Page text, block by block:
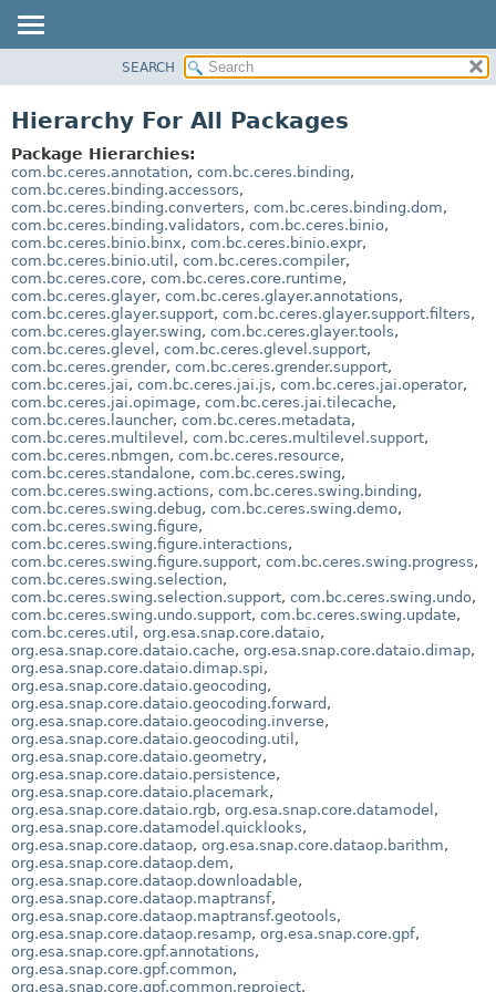
CLASS
USE
TREE
DEPRECATED
INDEX
HELP
SEARCH
Hierarchy For All Packages
Package Hierarchies:
com.bc.ceres.annotation, com.bc.ceres.binding,
com.bc.ceres.binding.accessors,
com.bc.ceres.binding.converters, com.bc.ceres.binding.dom,
com.bc.ceres.binding.validators, com.bc.ceres.binio,
com.bc.ceres.binio.binx, com.bc.ceres.binio.expr,
com.bc.ceres.binio.util , com.bc.ceres.compiler,
com.bc.ceres.core, com.bc.ceres.core.runtime,
com.bc.ceres.glayer, com.bc.ceres.glayer.annotations,
com.bc.ceres.glayer.support, com.bc.ceres.glayer.support.filters,
com.bc.ceres.glayer.swing, com.bc.ceres.glayer.tools,
com.bc.ceres.glevel , com.bc.ceres.glevel.support,
com.bc.ceres.grender, com.bc.ceres.grender.support,
com.bc.ceres.jai, com.bc.ceres.jai.js, com.bc.ceres.jai.operator,
com.bc.ceres.jai.opimage, com.bc.ceres.jai.tilecache,
com.bc.ceres.launcher, com.bc.ceres.metadata,
com.bc.ceres.multilevel , com.bc.ceres.multilevel.support,
com.bc.ceres.nbmgen, com.bc.ceres.resource,
com.bc.ceres.standalone, com.bc.ceres.swing,
com.bc.ceres.swing.actions, com.bc.ceres.swing.binding,
com.bc.ceres.swing.debug, com.bc.ceres.swing.demo,
com.bc.ceres.swing.figure,
com.bc.ceres.swing.figure.interactions,
com.bc.ceres.swing.figure.support, com.bc.ceres.swing.progress,
com.bc.ceres.swing.selection,
com.bc.ceres.swing.selection.support, com.bc.ceres.swing.undo,
com.bc.ceres.swing.undo.support, com.bc.ceres.swing.update,
com.bc.ceres.util , org.esa.snap.core.dataio,
org.esa.snap.core.dataio.cache, org.esa.snap.core.dataio.dimap,
org.esa.snap.core.dataio.dimap.spi,
org.esa.snap.core.dataio.geocoding,
org.esa.snap.core.dataio.geocoding.forward ,
org.esa.snap.core.dataio.geocoding.inverse,
org.esa.snap.core.dataio.geocoding.util ,
org.esa.snap.core.dataio.geometry,
org.esa.snap.core.dataio.persistence,
org.esa.snap.core.dataio.placemark,
org.esa.snap.core.dataio.rgb, org.esa.snap.core.datamodel ,
org.esa.snap.core.datamodel.quicklooks,
org.esa.snap.core.dataop, org.esa.snap.core.dataop.barithm,
org.esa.snap.core.dataop.dem,
org.esa.snap.core.dataop.downloadable,
org.esa.snap.core.dataop.maptransf,
org.esa.snap.core.dataop.maptransf.geotools,
org.esa.snap.core.dataop.resamp, org.esa.snap.core.gpf,
org.esa.snap.core.gpf.annotations,
org.esa.snap.core.gpf.common,
org.esa.snap.core.gpf.common.reproject,